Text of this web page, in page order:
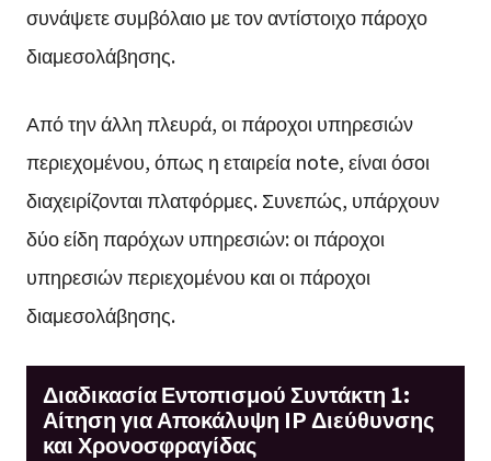
συνάψετε συμβόλαιο με τον αντίστοιχο πάροχο
διαμεσολάβησης.
Από την άλλη πλευρά, οι πάροχοι υπηρεσιών
περιεχομένου, όπως η εταιρεία note, είναι όσοι
διαχειρίζονται πλατφόρμες. Συνεπώς, υπάρχουν
δύο είδη παρόχων υπηρεσιών: οι πάροχοι
υπηρεσιών περιεχομένου και οι πάροχοι
διαμεσολάβησης.
Διαδικασία Εντοπισμού Συντάκτη 1:
Αίτηση για Αποκάλυψη IP Διεύθυνσης
και Χρονοσφραγίδας